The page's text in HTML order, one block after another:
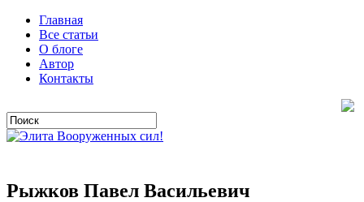
Главная
Все статьи
О блоге
Автор
Контакты
Рыжков Павел Васильевич